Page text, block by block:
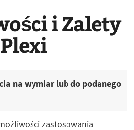
i Zalety
Plexi
na wymiar lub do podanego
zastosowania